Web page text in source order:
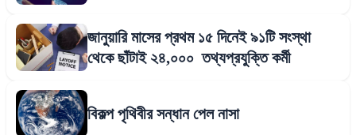
জানুয়ারি মাসের প্রথম ১৫ দিনেই ৯১টি সংস্থা
থেকে ছাঁটাই ২৪,০০০ তথ্যপ্রযুক্তি কর্মী
বিকল্প পৃথিবীর সন্ধান পেল নাসা